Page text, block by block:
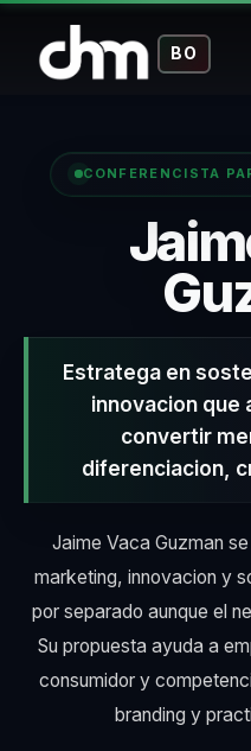
BO
CONFERENCISTA
Estratega en
innovacion que
convertir
diferenciacion,
Jaime Vaca Guzman
marketing, innovacion y
por separado aunque el
Su propuesta ayuda a
consumidor y
branding y